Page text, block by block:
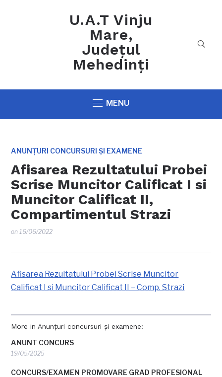
U.A.T Vinju
Mare,
Județul
Mehedinți
MENU
ANUNȚURI CONCURSURI ȘI EXAMENE
Afisarea Rezultatului Probei
Scrise Muncitor Calificat I si
Muncitor Calificat II,
Compartimentul Strazi
on16/06/2022
More in Anunțuri concursuri și examene:
ANUNT CONCURS
19/05/2025
CONCURS/EXAMEN PROMOVARE GRAD PROFESIONAL
Afisarea Rezultatului Probei Scrise Muncitor
Calificat I si Muncitor Calificat II – Comp. Strazi